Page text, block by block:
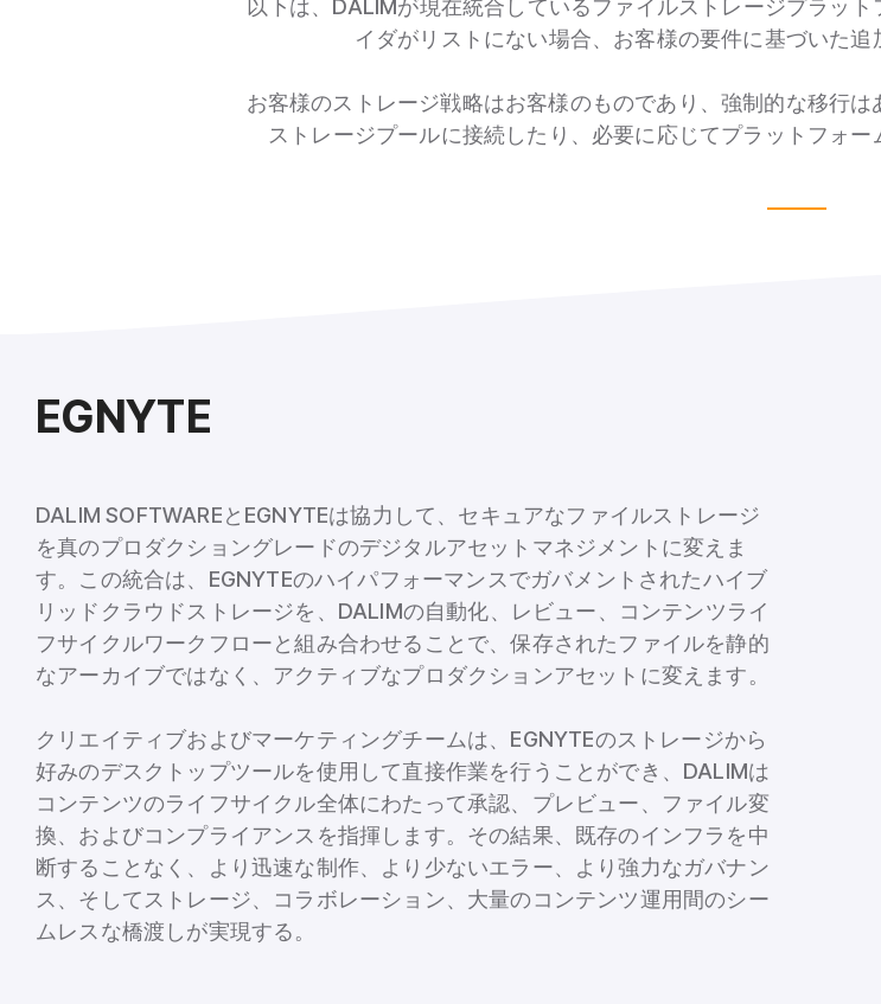
以下は、DALIMが現在統合しているファイルストレージプラッ
イダがリストにない場合、お客様の要件に基づいた追
お客様のストレージ戦略はお客様のものであり、強制的な移行
ストレージプールに接続したり、必要に応じてプラットフォー
EGNYTE
DALIM SOFTWAREとEGNYTEは協力して、セキュアなファイルストレージ
を真のプロダクショングレードのデジタルアセットマネジメントに変えま
す。この統合は、EGNYTEのハイパフォーマンスでガバメントされたハイブ
リッドクラウドストレージを、DALIMの自動化、レビュー、コンテンツライ
フサイクルワークフローと組み合わせることで、保存されたファイルを静的
なアーカイブではなく、アクティブなプロダクションアセットに変えます。
クリエイティブおよびマーケティングチームは、EGNYTEのストレージから
好みのデスクトップツールを使用して直接作業を行うことができ、DALIMは
コンテンツのライフサイクル全体にわたって承認、プレビュー、ファイル変
換、およびコンプライアンスを指揮します。その結果、既存のインフラを中
断することなく、より迅速な制作、より少ないエラー、より強力なガバナン
ス、そしてストレージ、コラボレーション、大量のコンテンツ運用間のシー
ムレスな橋渡しが実現する。